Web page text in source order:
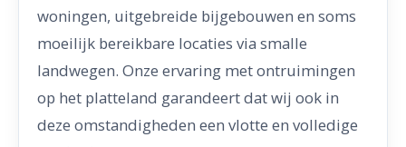
woningen, uitgebreide bijgebouwen en soms
moeilijk bereikbare locaties via smalle
landwegen. Onze ervaring met ontruimingen
op het platteland garandeert dat wij ook in
deze omstandigheden een vlotte en volledige